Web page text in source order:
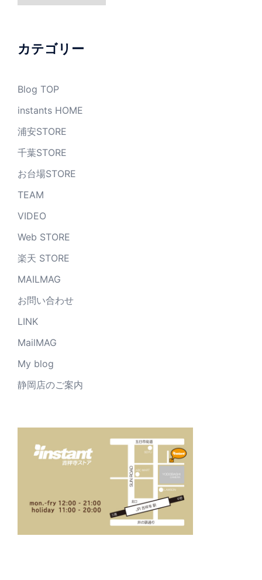
ブ
カテゴリー
Blog TOP
instants HOME
浦安STORE
千葉STORE
お台場STORE
TEAM
VIDEO
Web STORE
楽天 STORE
MAILMAG
お問い合わせ
LINK
MailMAG
My blog
静岡店のご案内